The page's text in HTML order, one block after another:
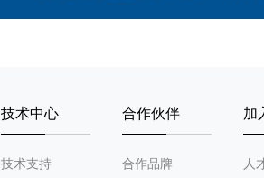
技术中心
技术支持
合作伙伴
合作品牌
加
人